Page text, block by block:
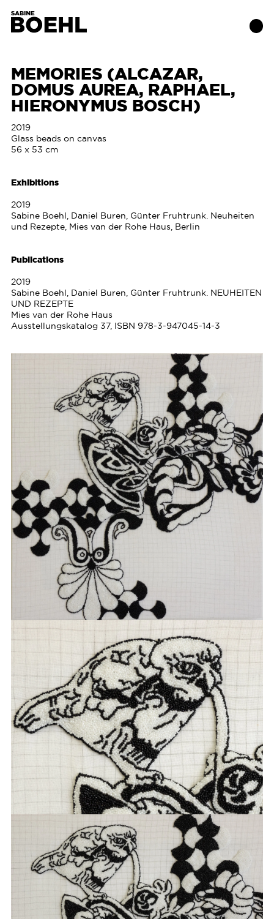
Works
About
Publications
Contact
MEMORIES (ALCAZAR,
DOMUS AUREA, RAPHAEL,
HIERONYMUS BOSCH)
2019
Glass beads on canvas
56 x 53 cm
Exhibitions
2019
Sabine Boehl, Daniel Buren, Günter Fruhtrunk. Neuheiten
und Rezepte, Mies van der Rohe Haus, Berlin
Publications
2019
Sabine Boehl, Daniel Buren, Günter Fruhtrunk. NEUHEITEN
UND REZEPTE
Mies van der Rohe Haus
Ausstellungskatalog 37, ISBN 978-3-947045-14-3
SABINE
BOEHL